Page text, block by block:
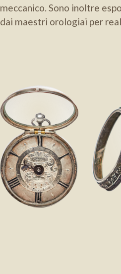
meccanico. Sono inoltre
dai maestri orologiai per